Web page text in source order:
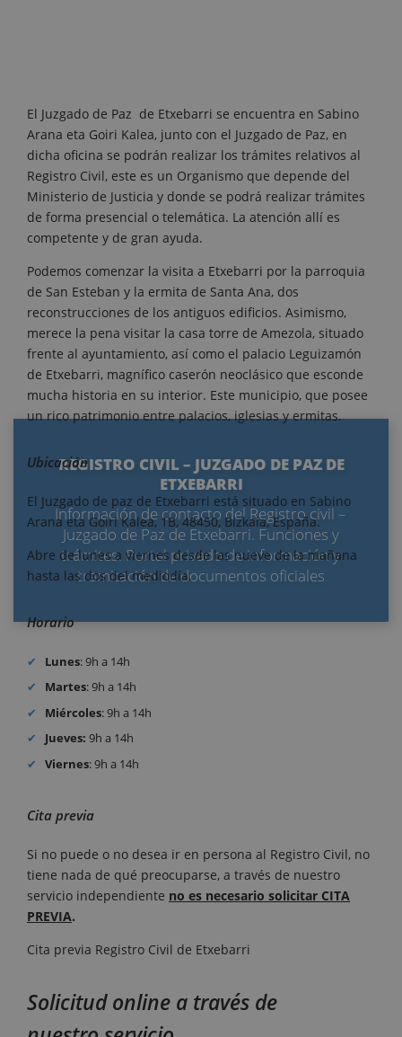
REGISTRO CIVIL – JUZGADO DE PAZ DE
ETXEBARRI
Información de contacto del Registro civil –
Juzgado de Paz de Etxebarri. Funciones y
trámites. Portal privado de información y
tramitación de documentos oficiales
El Juzgado de Paz de Etxebarri se encuentra en Sabino
Arana eta Goiri Kalea, junto con el Juzgado de Paz, en
dicha oficina se podrán realizar los trámites relativos al
Registro Civil, este es un Organismo que depende del
Ministerio de Justicia y donde se podrá realizar trámites
de forma presencial o telemática. La atención allí es
competente y de gran ayuda.
Podemos comenzar la visita a Etxebarri por la parroquia
de San Esteban y la ermita de Santa Ana, dos
reconstrucciones de los antiguos edificios. Asimismo,
merece la pena visitar la casa torre de Amezola, situado
frente al ayuntamiento, así como el palacio Leguizamón
de Etxebarri, magnífico caserón neoclásico que esconde
mucha historia en su interior. Este municipio, que posee
un rico patrimonio entre palacios, iglesias y ermitas.
Ubicación
El Juzgado de paz de Etxebarri está situado en Sabino
Arana eta Goiri Kalea, 1B, 48450, Bizkaia, España.
Abre de lunes a viernes desde las nueve de la mañana
hasta las dos del mediodía.
Horario
Lunes: 9h a 14h
Martes: 9h a 14h
Miércoles: 9h a 14h
Jueves: 9h a 14h
Viernes: 9h a 14h
Cita previa
Si no puede o no desea ir en persona al Registro Civil, no
tiene nada de qué preocuparse, a través de nuestro
servicio independiente no es necesario solicitar CITA
PREVIA.
Cita previa Registro Civil de Etxebarri
Solicitud online a través de